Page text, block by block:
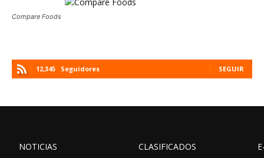
Compare Foods
12,345 Seguidores SEGUIR
NOTICIAS
CLASIFICADOS